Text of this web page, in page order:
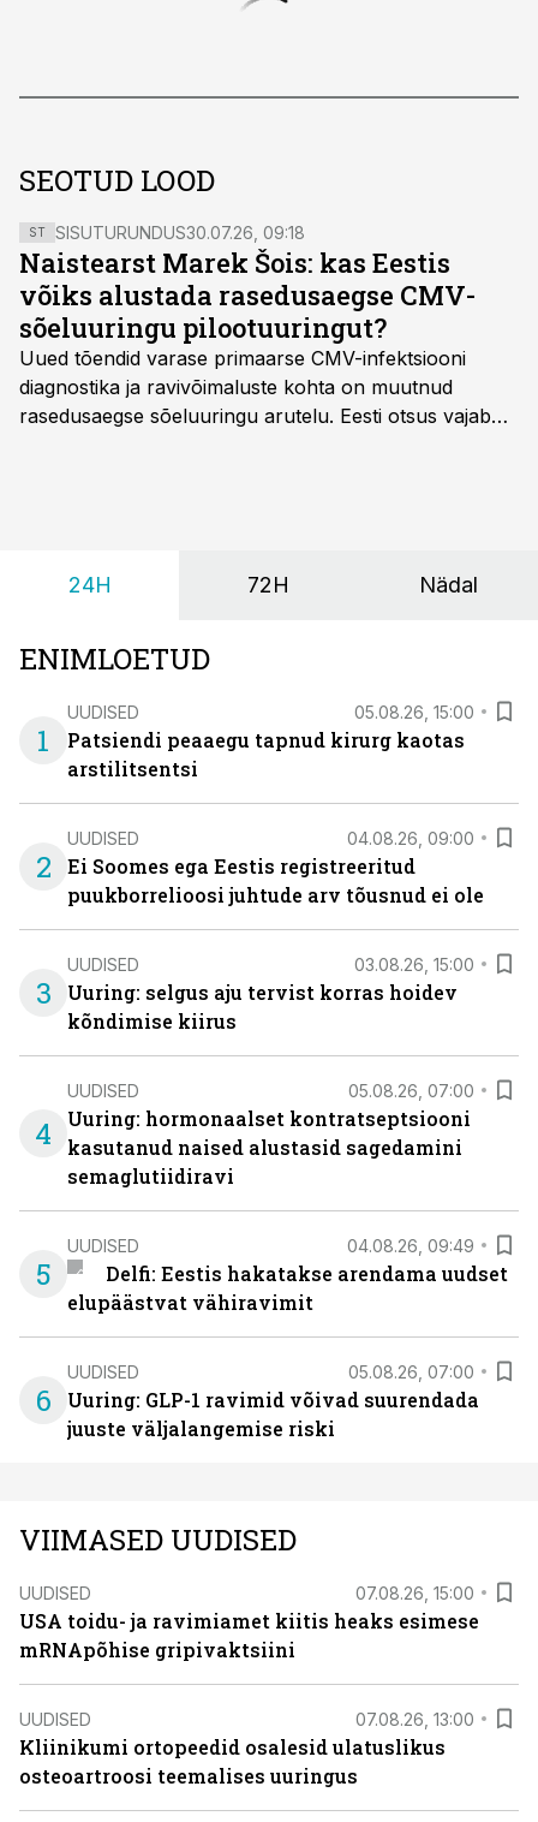
SEOTUD LOOD
ST SISUTURUNDUS30.07.26, 09:18
Naistearst Marek Šois: kas Eestis
võiks alustada rasedusaegse CMV-
sõeluuringu pilootuuringut?
Uued tõendid varase primaarse CMV-infektsiooni
diagnostika ja ravivõimaluste kohta on muutnud
rasedusaegse sõeluuringu arutelu. Eesti otsus vajab
24H 72H Nädal
ENIMLOETUD
1
UUDISED 05.08.26, 15:00
Patsiendi peaaegu tapnud kirurg kaotas
arstilitsentsi
2
UUDISED 04.08.26, 09:00
Ei Soomes ega Eestis registreeritud
puukborrelioosi juhtude arv tõusnud ei ole
3
UUDISED 03.08.26, 15:00
Uuring: selgus aju tervist korras hoidev
kõndimise kiirus
4
UUDISED 05.08.26, 07:00
Uuring: hormonaalset kontratseptsiooni
kasutanud naised alustasid sagedamini
semaglutiidiravi
5
UUDISED 04.08.26, 09:49
Delfi: Eestis hakatakse arendama uudset
elupäästvat vähiravimit
6
UUDISED 05.08.26, 07:00
Uuring: GLP-1 ravimid võivad suurendada
juuste väljalangemise riski
VIIMASED UUDISED
UUDISED 07.08.26, 15:00
USA toidu- ja ravimiamet kiitis heaks esimese
mRNApõhise gripivaktsiini
UUDISED 07.08.26, 13:00
Kliinikumi ortopeedid osalesid ulatuslikus
osteoartroosi teemalises uuringus